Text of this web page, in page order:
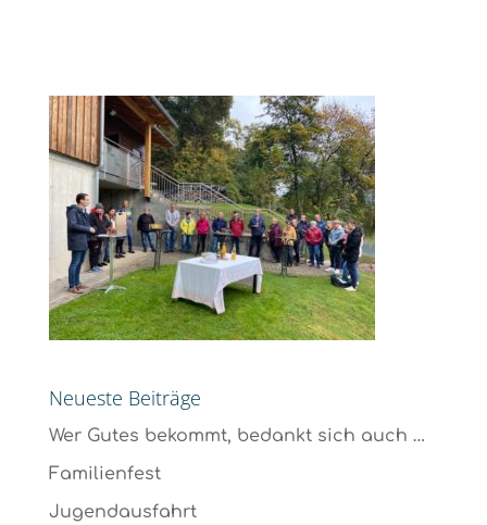
Neueste Beiträge
Wer Gutes bekommt, bedankt sich auch …
Familienfest
Jugendausfahrt